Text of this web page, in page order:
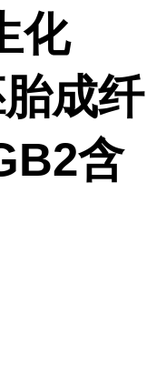
化
成纤
含